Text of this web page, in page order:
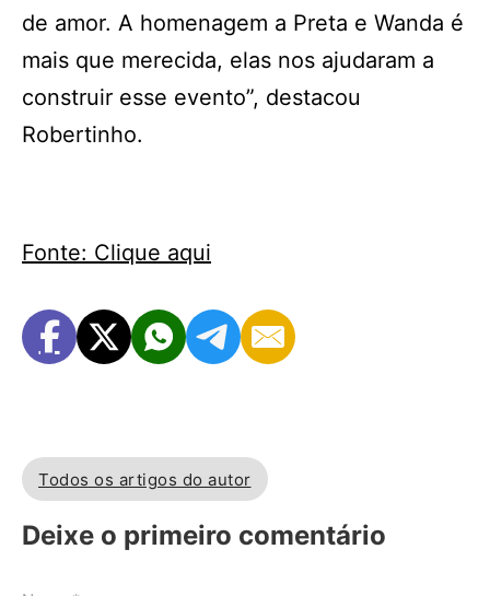
de amor. A homenagem a Preta e Wanda é
mais que merecida, elas nos ajudaram a
construir esse evento”, destacou
Robertinho.
Fonte: Clique aqui
Todos os artigos do autor
Deixe o primeiro comentário